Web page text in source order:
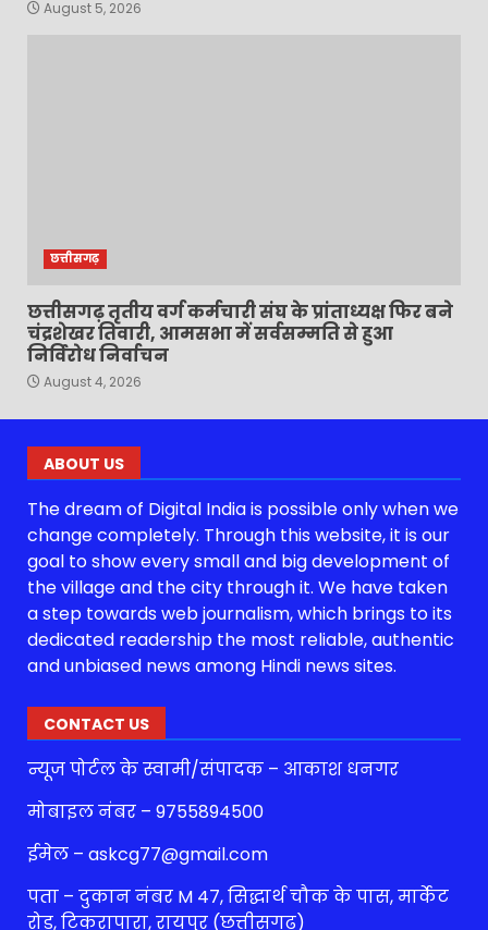
August 5, 2026
छत्तीसगढ़
छत्तीसगढ़ तृतीय वर्ग कर्मचारी संघ के प्रांताध्यक्ष फिर बने
चंद्रशेखर तिवारी, आमसभा में सर्वसम्मति से हुआ
निर्विरोध निर्वाचन
August 4, 2026
ABOUT US
The dream of Digital India is possible only when we
change completely. Through this website, it is our
goal to show every small and big development of
the village and the city through it. We have taken
a step towards web journalism, which brings to its
dedicated readership the most reliable, authentic
and unbiased news among Hindi news sites.
CONTACT US
न्यूज पोर्टल के स्वामी/संपादक – आकाश धनगर
मोबाइल नंबर – 9755894500
ईमेल – askcg77@gmail.com
पता – दुकान नंबर M 47, सिद्धार्थ चौक के पास, मार्केट
रोड, टिकरापारा, रायपुर (छत्तीसगढ़)